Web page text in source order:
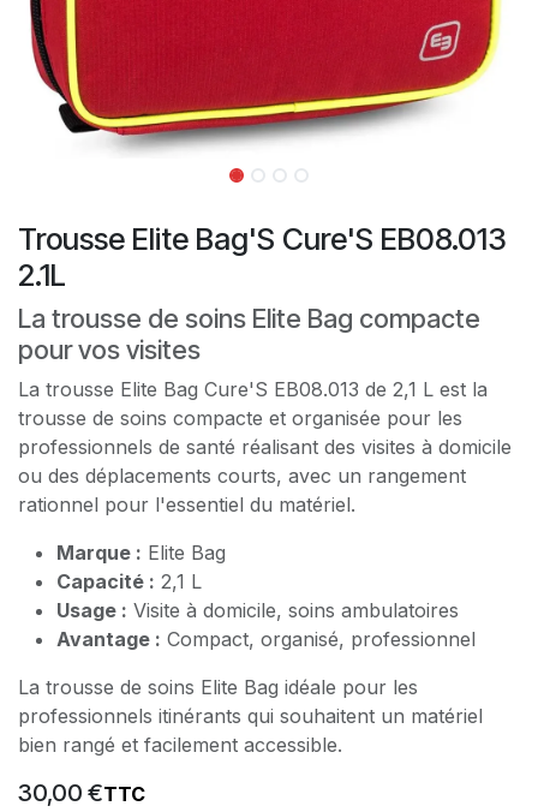
Trousse Elite Bag'S Cure'S EB08.013
2.1L
La trousse de soins Elite Bag compacte
pour vos visites
La trousse Elite Bag Cure'S EB08.013 de 2,1 L est la
trousse de soins compacte et organisée pour les
professionnels de santé réalisant des visites à domicile
ou des déplacements courts, avec un rangement
rationnel pour l'essentiel du matériel.
Marque : Elite Bag
Capacité : 2,1 L
Usage : Visite à domicile, soins ambulatoires
Avantage : Compact, organisé, professionnel
La trousse de soins Elite Bag idéale pour les
professionnels itinérants qui souhaitent un matériel
bien rangé et facilement accessible.
30,00 €TTC